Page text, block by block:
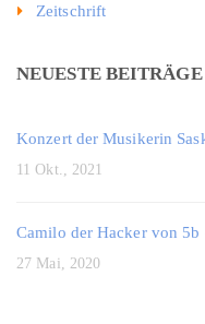
Zeitschrift
NEUESTE BEITRÄGE
Konzert der Musikerin
11 Okt., 2021
Camilo der Hacker von 5b
27 Mai, 2020